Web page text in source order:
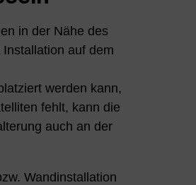
in der Nähe des
auf dem
werden kann,
fehlt, kann die
auch an der
Wandinstallation